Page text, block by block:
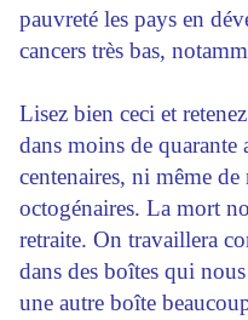
pauvreté les pays en
cancers très bas,
Lisez bien ceci et
dans moins de
centenaires, ni même de
octogénaires. La mort
retraite. On travaillera
dans des boîtes qui
une autre boîte